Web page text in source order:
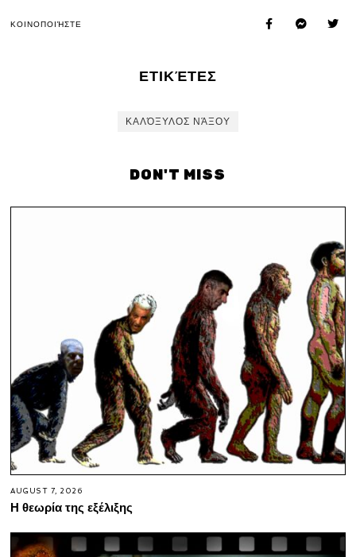
ΚΟΙΝΟΠΟΙΉΣΤΕ
ΕΤΙΚΈΤΕΣ
ΚΑΛΌΞΥΛΟΣ ΝΆΞΟΥ
DON'T MISS
AUGUST 7, 2026
Η θεωρία της εξέλιξης